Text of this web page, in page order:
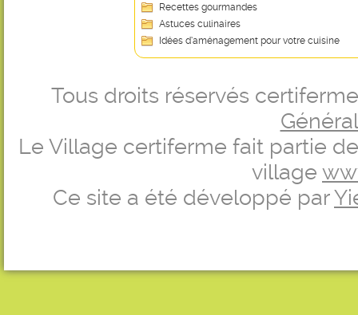
Recettes gourmandes
Astuces culinaires
Idées d’aménagement pour votre cuisine
Tous droits réservés
Le Village certiferme fait partie
village
Ce site a été développé par